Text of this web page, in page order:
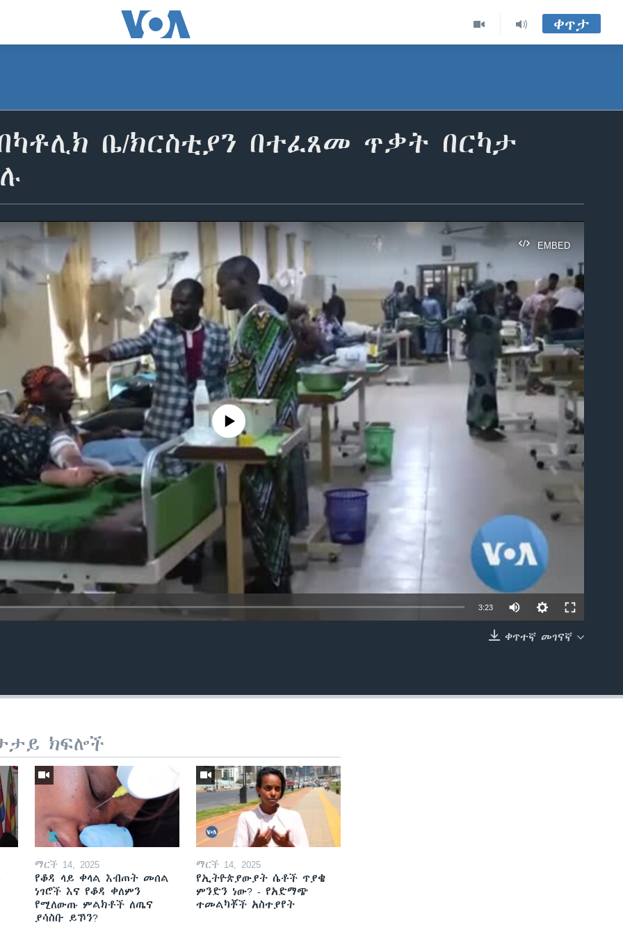
ቀጥታ
ቤ/ክርስቲያን በተፈጸመ ጥቃት በርካታ
EMBED
EMBED
No media source currently available
3:23
ቀጥተኛ መገናኛ
ክፍሎች
ማርች 14, 2025
የቆዳ ላይ ቀላል እብጠት መሰል
ነገሮች እና የቆዳ ቀለምን
የሚለውጡ ምልክቶች ለጤና
ያሳስቡ ይኾን?
ማርች 14, 2025
የኢትዮጵያውያት ሴቶች ጥያቄ
ምንድን ነው? - የአድማጭ
ተመልካቾች አስተያየት